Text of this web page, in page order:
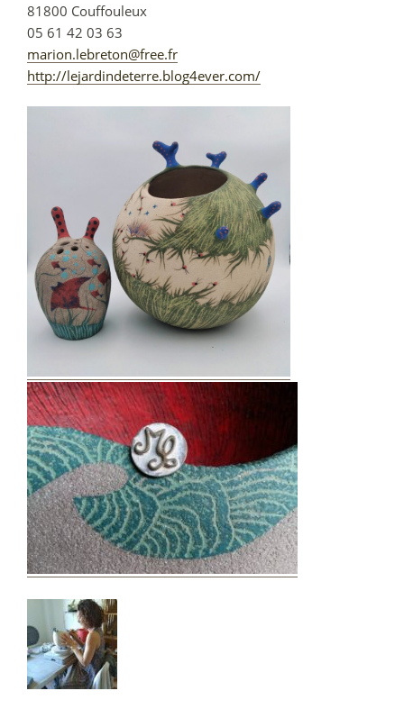
81800 Couffouleux
05 61 42 03 63
marion.lebreton@free.fr
http://lejardindeterre.blog4ever.com/